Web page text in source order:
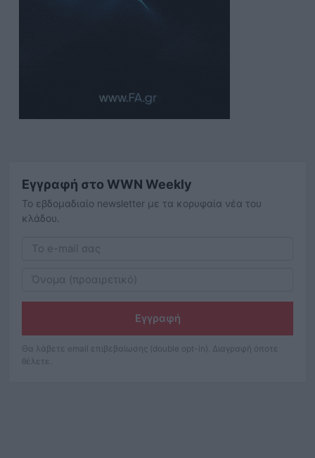
Εγγραφή στο WWN Weekly
Το εβδομαδιαίο newsletter με τα κορυφαία νέα του
κλάδου.
Εγγραφή
Θα λάβετε email επιβεβαίωσης (double opt-in). Διαγραφή όποτε
θέλετε.